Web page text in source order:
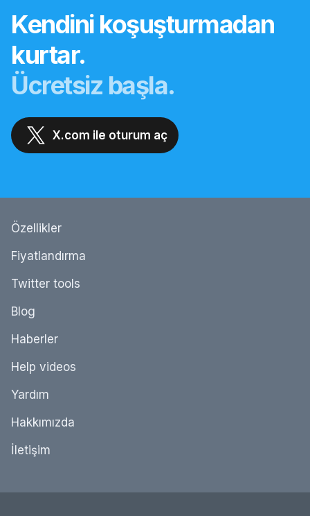
Kendini koşuşturmadan
kurtar.
Ücretsiz başla.
X.com ile oturum aç
Özellikler
Fiyatlandırma
Twitter tools
Blog
Haberler
Help videos
Yardım
Hakkımızda
İletişim